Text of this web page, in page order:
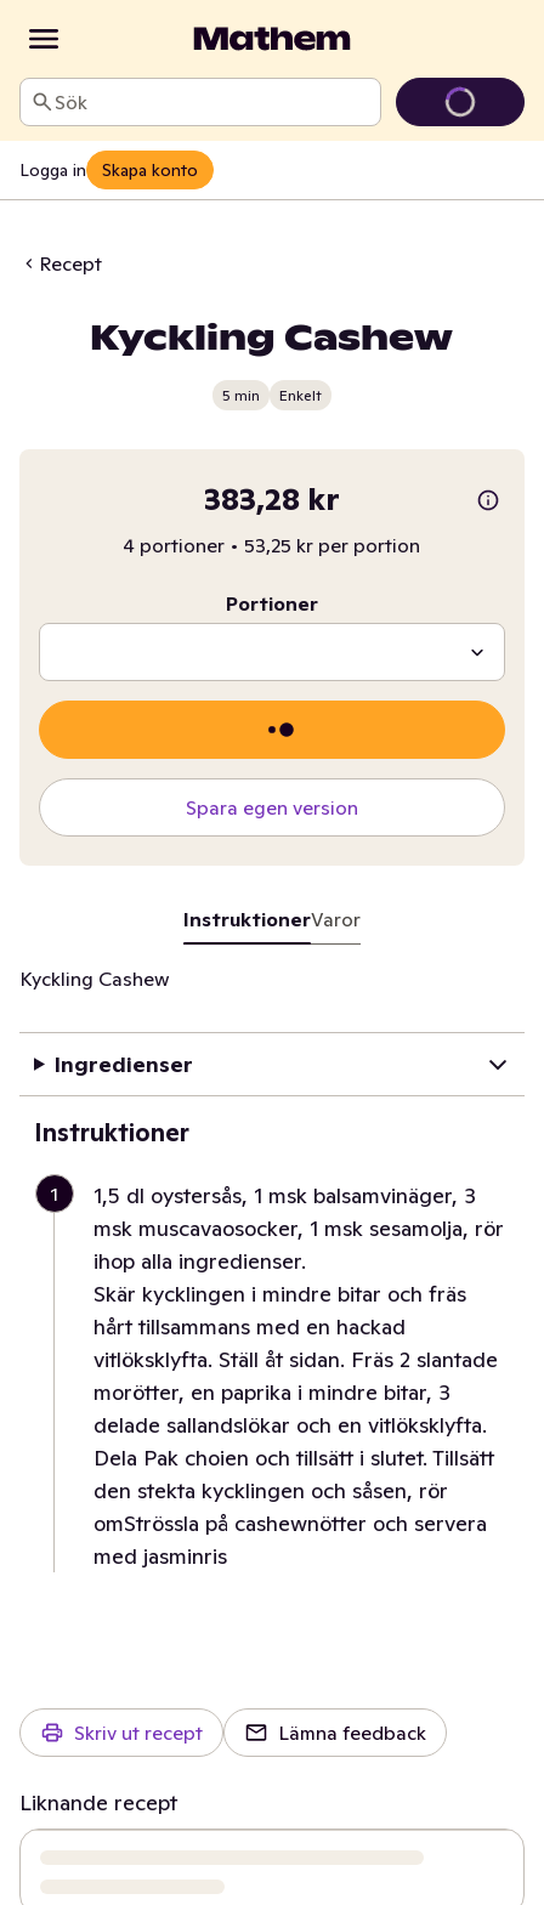
Sök
Logga in Skapa konto
Recept
Kyckling Cashew
5 min Enkelt
383,28 kr
4 portioner • 53,25 kr per portion
Portioner
Spara egen version
InstruktionerVaror
Kyckling Cashew
Ingredienser
Instruktioner
1
1,5 dl oystersås, 1 msk balsamvinäger, 3
msk muscavaosocker, 1 msk sesamolja, rör
ihop alla ingredienser.
Skär kycklingen i mindre bitar och fräs
hårt tillsammans med en hackad
vitlöksklyfta. Ställ åt sidan. Fräs 2 slantade
morötter, en paprika i mindre bitar, 3
delade sallandslökar och en vitlöksklyfta.
Dela Pak choien och tillsätt i slutet. Tillsätt
den stekta kycklingen och såsen, rör
omStrössla på cashewnötter och servera
med jasminris
Skriv ut recept Lämna feedback
Liknande recept